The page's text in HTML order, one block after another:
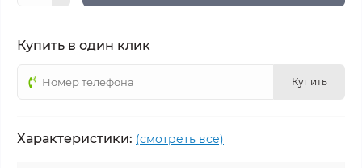
Купить в один клик
Купить
Характеристики: (смотреть все)